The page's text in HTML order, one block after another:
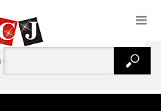
Comics Chrome – Sales Sheet_page-0006